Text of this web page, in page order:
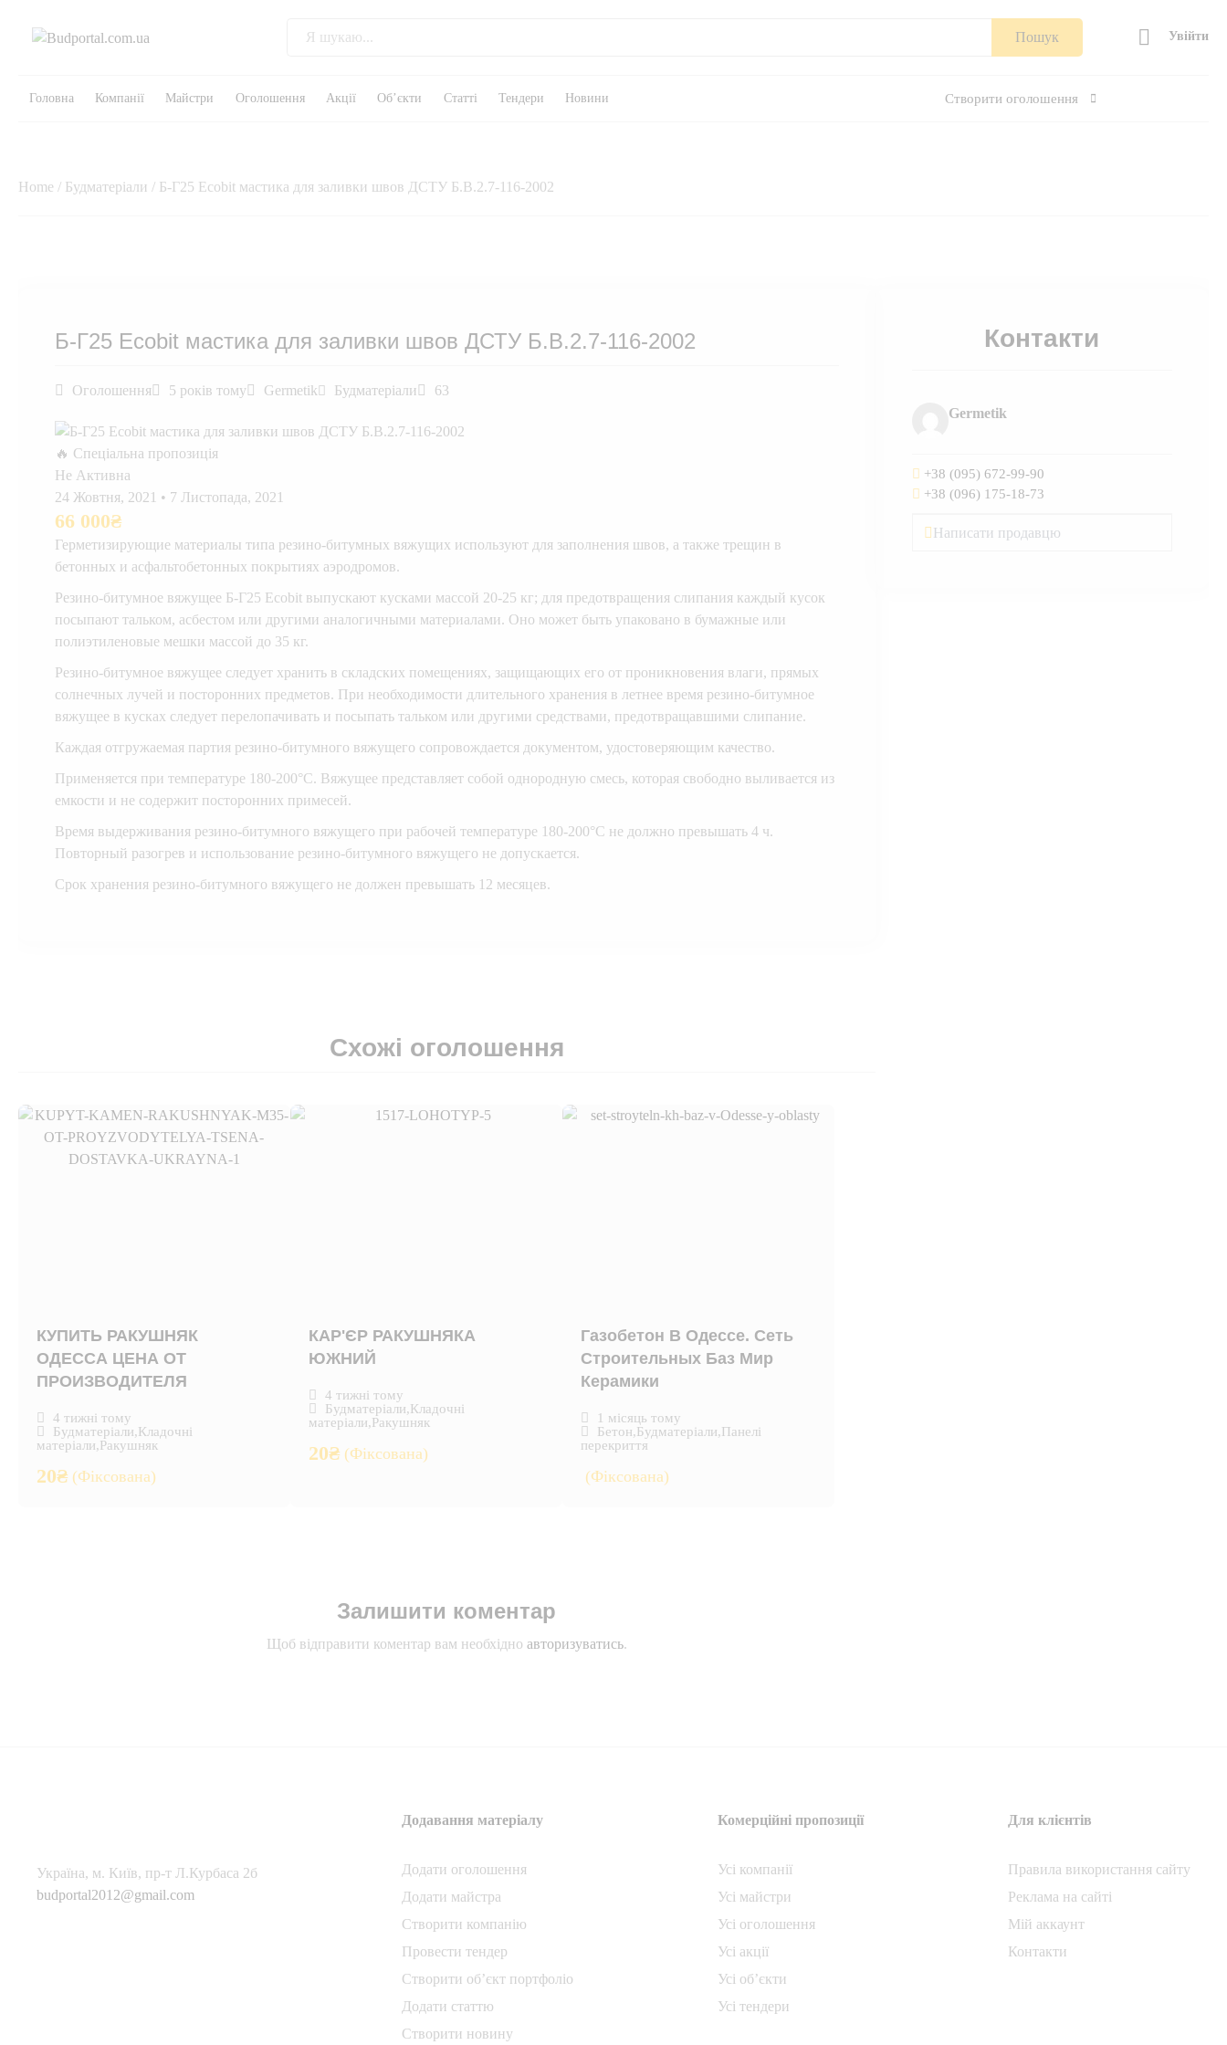
Пошук Увійти
Створити оголошення
Головна Компанії Майстри Оголошення Акції Об’єкти Статті Тендери Новини
Home / Будматеріали / Б-Г25 Ecobit мастика для заливки швов ДСТУ Б.В.2.7-116-2002
Б-Г25 Ecobit мастика для заливки швов ДСТУ Б.В.2.7-116-2002
Оголошення 5 років тому Germetik Будматеріали 63
🔥 Спеціальна пропозиція
Не Активна
24 Жовтня, 2021 • 7 Листопада, 2021
66 000₴
Герметизирующие материалы типа резино-битумных вяжущих используют для заполнения швов, а также трещин в
бетонных и асфальтобетонных покрытиях аэродромов.
Резино-битумное вяжущее Б-Г25 Ecobit выпускают кусками массой 20-25 кг; для предотвращения слипания каждый кусок
посыпают тальком, асбестом или другими аналогичными материалами. Оно может быть упаковано в бумажные или
полиэтиленовые мешки массой до 35 кг.
Резино-битумное вяжущее следует хранить в складских помещениях, защищающих его от проникновения влаги, прямых
солнечных лучей и посторонних предметов. При необходимости длительного хранения в летнее время резино-битумное
вяжущее в кусках следует перелопачивать и посыпать тальком или другими средствами, предотвращавшими слипание.
Каждая отгружаемая партия резино-битумного вяжущего сопровождается документом, удостоверяющим качество.
Применяется при температуре 180-200°С. Вяжущее представляет собой однородную смесь, которая свободно выливается из
емкости и не содержит посторонних примесей.
Время выдерживания резино-битумного вяжущего при рабочей температуре 180-200°С не должно превышать 4 ч.
Повторный разогрев и использование резино-битумного вяжущего не допускается.
Срок хранения резино-битумного вяжущего не должен превышать 12 месяцев.
Схожі оголошення
КУПИТЬ РАКУШНЯК
ОДЕССА ЦЕНА ОТ
ПРОИЗВОДИТЕЛЯ
4 тижні тому
Будматеріали,Кладочні
матеріали,Ракушняк
20₴ (Фіксована)
КАР'ЄР РАКУШНЯКА
ЮЖНИЙ
4 тижні тому
Будматеріали,Кладочні
матеріали,Ракушняк
20₴ (Фіксована)
Газобетон В Одессе. Сеть
Строительных Баз Мир
Керамики
1 місяць тому
Бетон,Будматеріали,Панелі
перекриття
(Фіксована)
Залишити коментар
Щоб відправити коментар вам необхідно авторизуватись.
Контакти
Germetik
+38 (095) 672-99-90
+38 (096) 175-18-73
Написати продавцю
Українa, м. Київ, пр-т Л.Курбаса 2б
budportal2012@gmail.com
Додавання матеріалу
Додати oголошення
Додати майстра
Створити компанiю
Провести тендер
Створити об’єкт портфоліо
Додати статтю
Створити новину
Комерційні пропозиції
Усі компанії
Усі майстри
Усі оголошення
Усі акції
Усі об’єкти
Усі тендери
Для клієнтів
Правила використання сайту
Реклама на сайті
Мій аккаунт
Контакти